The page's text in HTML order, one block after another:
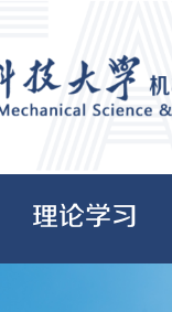
理论学习